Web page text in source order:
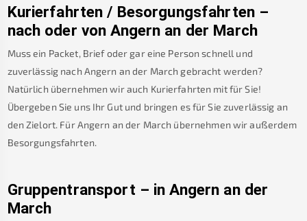
Kurierfahrten / Besorgungsfahrten –
nach oder von Angern an der March
Muss ein Packet, Brief oder gar eine Person schnell und
zuverlässig nach Angern an der March gebracht werden?
Natürlich übernehmen wir auch Kurierfahrten mit für Sie!
Übergeben Sie uns Ihr Gut und bringen es für Sie zuverlässig an
den Zielort. FürAngern an der March übernehmen wir außerdem
Besorgungsfahrten.
Gruppentransport – in Angern an der
March